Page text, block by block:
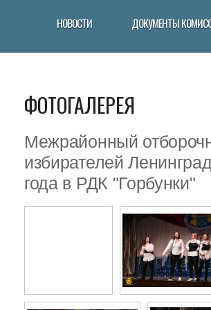
НОВОСТИ ДОКУМЕНТЫ
ФОТОГАЛЕРЕЯ
Межрайонный
избирателей
года в РДК "Горбунки"